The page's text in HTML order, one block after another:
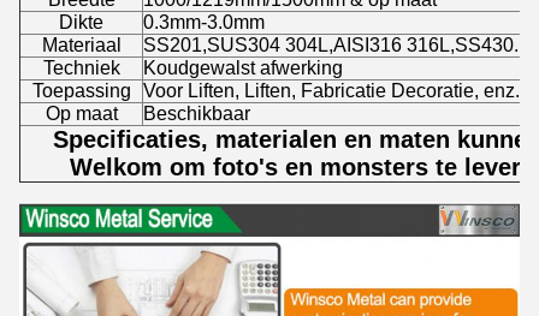
Dikte
0.3mm-3.0mm
Materiaal
SS201,SUS304 304L,AISI316 316L,SS430.
Techniek
Koudgewalst afwerking
Toepassing
Voor Liften, Liften, Fabricatie Decoratie, enz.
Op maat
Beschikbaar
Specificaties, materialen en maten
Welkom om foto's en monsters te